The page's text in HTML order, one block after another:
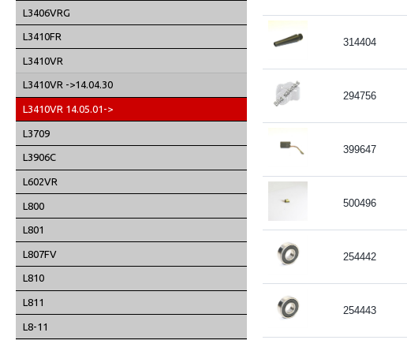
L3406VRG
L3410FR
L3410VR
L3410VR ->14.04.30
L3410VR 14.05.01->
L3709
L3906C
L602VR
L800
L801
L807FV
L810
L811
L8-11
314404
294756
399647
500496
254442
254443